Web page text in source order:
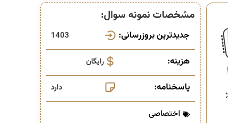
مشخصات نمونه سوال:
جدیدترین بروزرسانی: 1403
هزینه: رایگان
پاسخنامه: دارد
اختصاصی